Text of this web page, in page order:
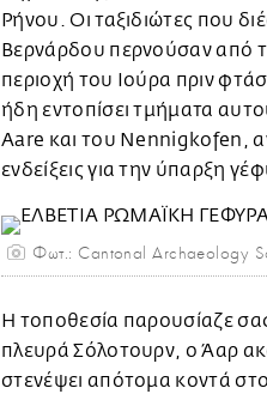
Ρήνου. Οι ταξιδιώτες που
Βερνάρδου περνούσαν από
περιοχή του Ιούρα πριν
ήδη εντοπίσει τμήματα
Aare και του Nennigkofen,
ενδείξεις για την ύπαρξη
Φωτ.: Cantonal Archaeology
Η τοποθεσία παρουσίαζε
πλευρά Σόλοτουρν, ο Άαρ
στενέψει απότομα κοντά